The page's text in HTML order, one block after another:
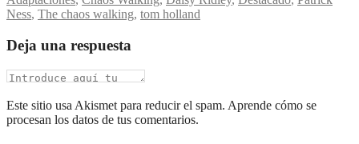
Ness, The chaos walking, tom holland
Deja una respuesta
Este sitio usa Akismet para reducir el spam. Aprende cómo se
procesan los datos de tus comentarios.